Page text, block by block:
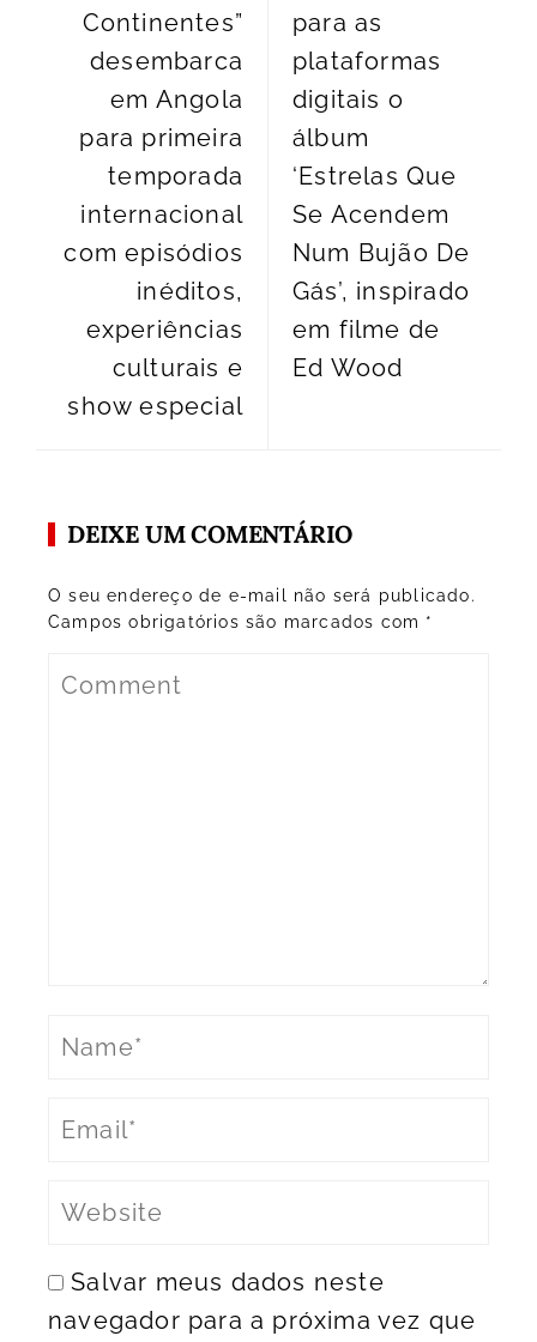
Continentes”
desembarca
em Angola
para primeira
temporada
internacional
com episódios
inéditos,
experiências
culturais e
show especial
para as
plataformas
digitais o
álbum
‘Estrelas Que
Se Acendem
Num Bujão De
Gás’, inspirado
em filme de
Ed Wood
DEIXE UM COMENTÁRIO
O seu endereço de e-mail não será publicado.
Campos obrigatórios são marcados com *
Salvar meus dados neste
navegador para a próxima vez que